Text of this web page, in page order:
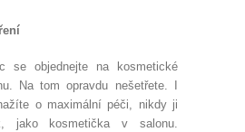
se objednejte na kosmetické
Na tom opravdu nešetřete. I
o maximální péči, nikdy ji
jako kosmetička v salonu.